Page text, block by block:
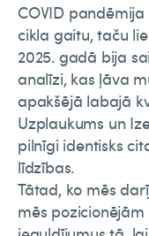
COVID
cikla gaitu, taču
2025. gadā bija
analīzi, kas ļāva
apakšējā labajā
Uzplaukums un
pilnīgi identisks
līdzības.
Tātad, ko mēs
mēs